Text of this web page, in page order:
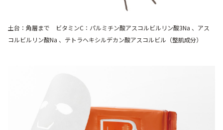
ブランド情報
9時〜21時 / 年中無休
土台：角層まで ビタミンC：パルミチン酸アスコルビルリン酸3Na 、アス
コルビルリン酸Na 、テトラヘキシルデカン酸アスコルビル（整肌成分）